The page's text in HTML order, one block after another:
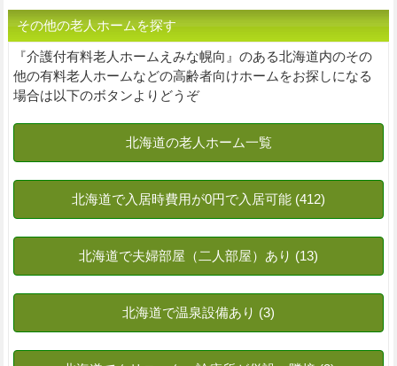
その他の老人ホームを探す
『介護付有料老人ホームえみな幌向』のある北海道内のその
他の有料老人ホームなどの高齢者向けホームをお探しになる
場合は以下のボタンよりどうぞ